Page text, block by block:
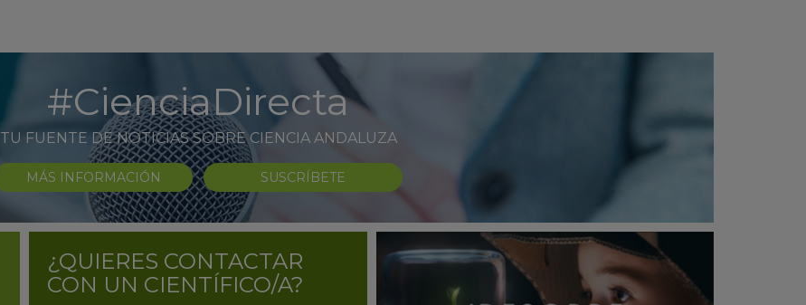
#CienciaDirecta
TU FUENTE DE NOTICIAS SOBRE CIENCIA ANDALUZA
MÁS INFORMACIÓN SUSCRÍBETE
¿QUIERES CONTACTAR
CON UN CIENTÍFICO/A?